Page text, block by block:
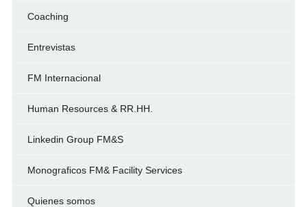
Coaching
Entrevistas
FM Internacional
Human Resources & RR.HH.
Linkedin Group FM&S
Monograficos FM& Facility Services
Quienes somos